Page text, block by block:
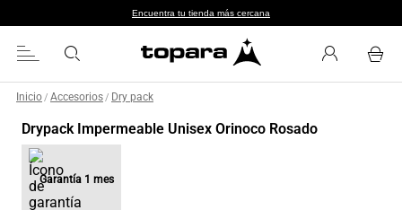
Encuentra tu tienda más cercana
Inicio / Accesorios / Dry pack
Drypack Impermeable Unisex Orinoco Rosado
Garantía 1 mes